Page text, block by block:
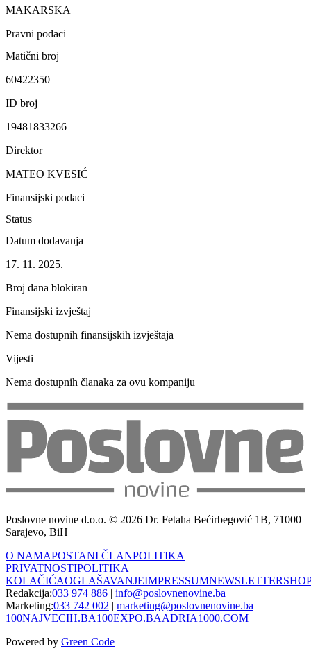
MAKARSKA
Pravni podaci
Matični broj
60422350
ID broj
19481833266
Direktor
MATEO KVESIĆ
Finansijski podaci
Status
Datum dodavanja
17. 11. 2025.
Broj dana blokiran
Finansijski izvještaj
Nema dostupnih finansijskih izvještaja
Vijesti
Nema dostupnih članaka za ovu kompaniju
Poslovne novine d.o.o. © 2026 Dr. Fetaha Bećirbegović 1B, 71000
Sarajevo, BiH
O NAMAPOSTANI ČLANPOLITIKA
PRIVATNOSTIPOLITIKA
KOLAČIĆAOGLAŠAVANJEIMPRESSUMNEWSLETTER
Redakcija:033 974 886 | info@poslovnenovine.ba
Marketing:033 742 002 | marketing@poslovnenovine.ba
100NAJVECIH.BA100EXPO.BAADRIA1000.COM
Powered by Green Code